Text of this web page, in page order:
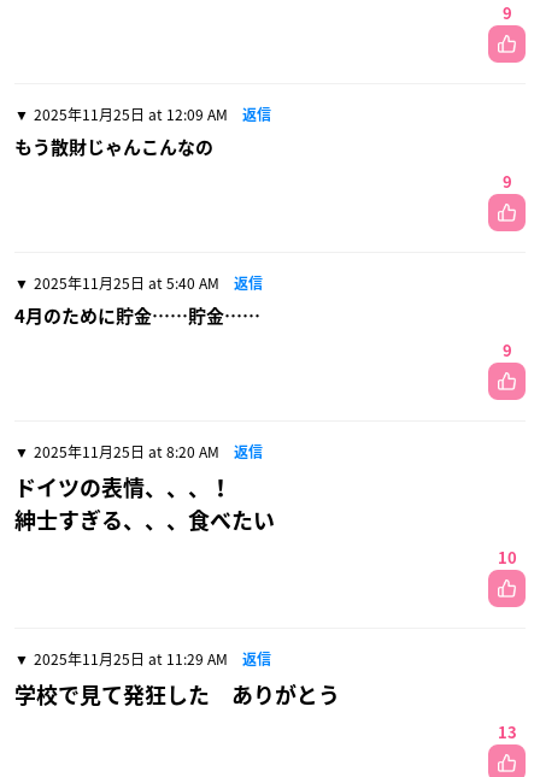
9
2025年11月25日 at 12:09 AM 返信
もう散財じゃんこんなの
9
2025年11月25日 at 5:40 AM 返信
4月のために貯金……貯金……
9
2025年11月25日 at 8:20 AM 返信
ドイツの表情、、、！
紳士すぎる、、、食べたい
10
2025年11月25日 at 11:29 AM 返信
学校で見て発狂した ありがとう
13